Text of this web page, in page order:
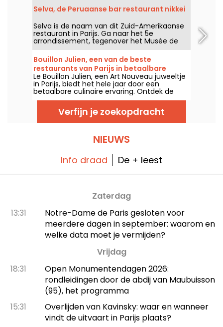
gedeelde schotels en een imposante
wijnkaart. Een ambitieus adres dat uitblinkt in
zeer hoog niveau en een bruisende sfeer, al
een van onze beste ontdekkingen van het
jaar.
Selva, de Peruaanse bar restaurant nikkei
Selva is de naam van dit Zuid-Amerikaanse
restaurant in Parijs. Ga naar het 5e
arrondissement, tegenover het Musée de
Cluny, om te smullen van originele Latijns-
Amerikaanse gerechten die naar sintels en
kruiden ruiken.
Bouillon Julien, een van de beste
restaurants van Parijs in betaalbare
modus
Le Bouillon Julien, een Art Nouveau juweeltje
in Parijs, biedt het hele jaar door een
betaalbare culinaire ervaring. Ontdek de
geschiedenis en het betaalbare menu.
Verfijn je zoekopdracht
NIEUWS
Info draad De + leest
Zaterdag
13:31
Notre-Dame de Paris gesloten voor
meerdere dagen in september: waarom en
welke data moet je vermijden?
Vrijdag
18:31
Open Monumentendagen 2026:
rondleidingen door de abdij van Maubuisson
(95), het programma
15:31
Overlijden van Kavinsky: waar en wanneer
vindt de uitvaart in Parijs plaats?